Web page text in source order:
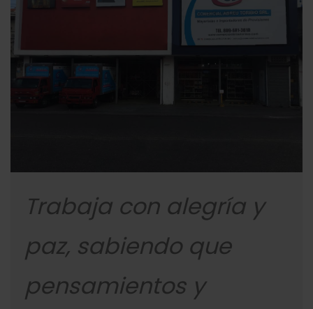
Trabaja con alegría y
paz, sabiendo que
pensamientos y